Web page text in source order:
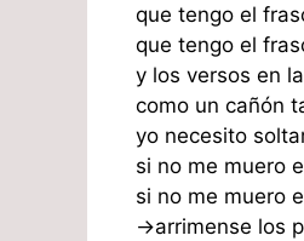
que tengo el
que tengo el
y los versos en
como un cañón
yo necesito
si no me muero
si no me muero
->arrimense los